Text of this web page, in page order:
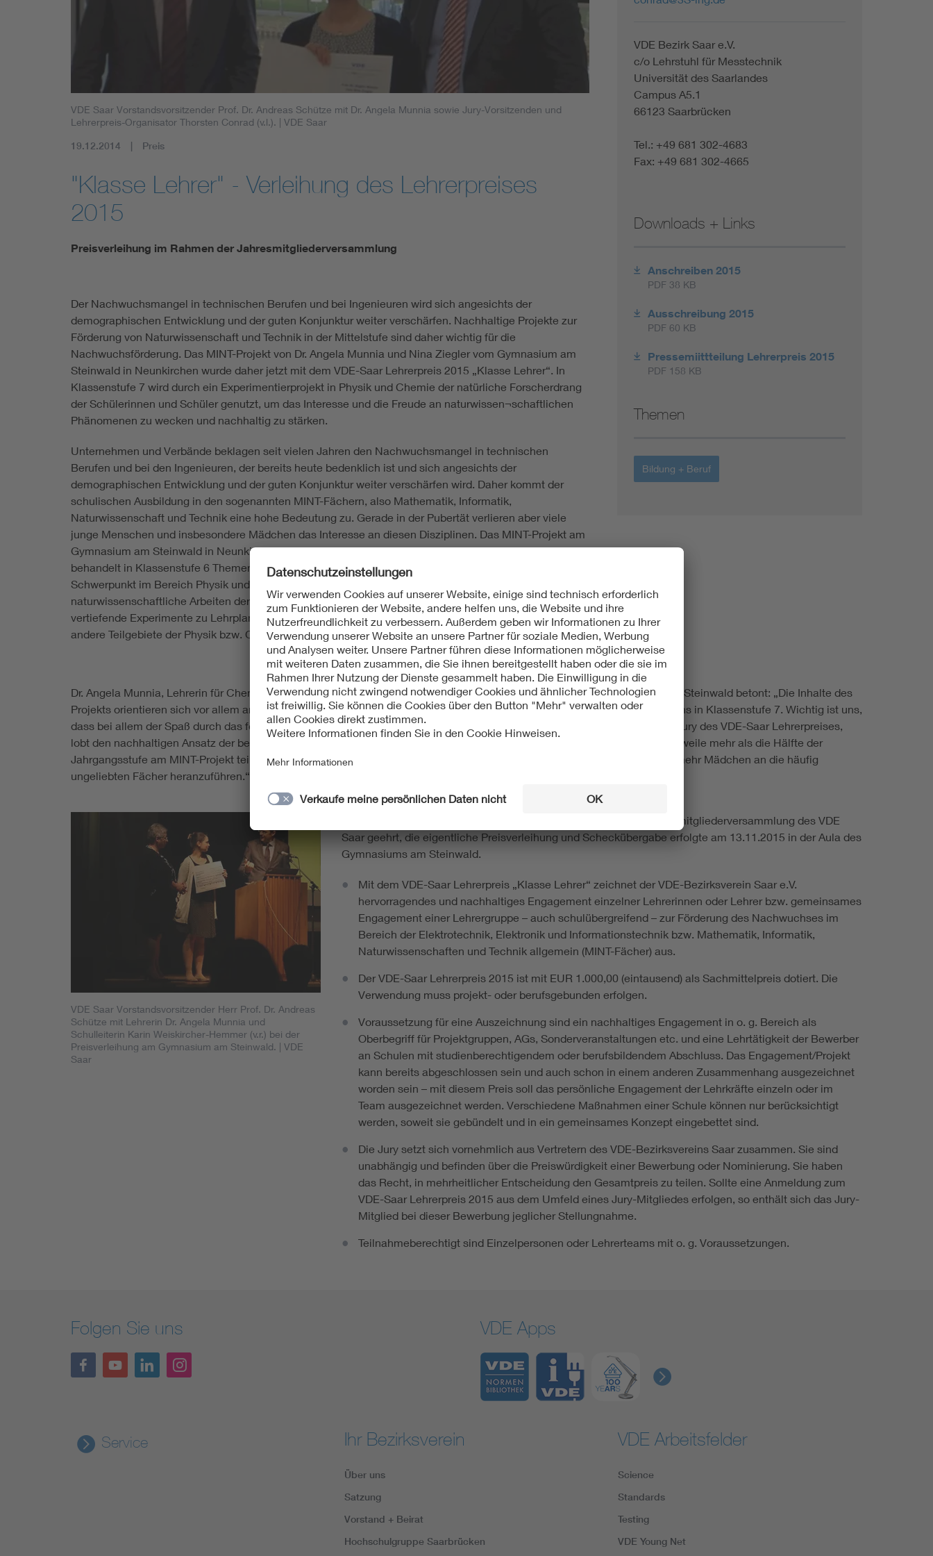
Energy storage
Functional safety Environmental Protection
VDE Saar Vorstandsvorsitzender Prof. Dr. Andreas Schütze mit Dr. Angela Munnia sowie Jury-Vorsitzenden und
Lehrerpreis-Organisator Thorsten Conrad (v.l.). | VDE Saar
19.12.2014 Preis
"Klasse Lehrer" - Verleihung des Lehrerpreises
2015
Preisverleihung im Rahmen der Jahresmitgliederversammlung
Der Nachwuchsmangel in technischen Berufen und bei Ingenieuren wird sich angesichts der
demographischen Entwicklung und der guten Konjunktur weiter verschärfen. Nachhaltige Projekte zur
Förderung von Naturwissenschaft und Technik in der Mittelstufe sind daher wichtig für die
Nachwuchsförderung. Das MINT-Projekt von Dr. Angela Munnia und Nina Ziegler vom Gymnasium am
Steinwald in Neunkirchen wurde daher jetzt mit dem VDE-Saar Lehrerpreis 2015 „Klasse Lehrer“. In
Klassenstufe 7 wird durch ein Experimentierprojekt in Physik und Chemie der natürliche Forscherdrang
der Schülerinnen und Schüler genutzt, um das Interesse und die Freude an naturwissen¬schaftlichen
Phänomenen zu wecken und nachhaltig zu stärken.
Unternehmen und Verbände beklagen seit vielen Jahren den Nachwuchsmangel in technischen
Berufen und bei den Ingenieuren, der bereits heute bedenklich ist und sich angesichts der
demographischen Entwicklung und der guten Konjunktur weiter verschärfen wird. Daher kommt der
schulischen Ausbildung in den sogenannten MINT-Fächern, also Mathematik, Informatik,
Naturwissenschaft und Technik eine hohe Bedeutung zu. Gerade in der Pubertät verlieren aber viele
junge Menschen und insbesondere Mädchen das Interesse an diesen Disziplinen. Das MINT-Projekt am
Gymnasium am Steinwald in Neunkirchen beginnt in Klasse 5 im naturwissen-schaftlichen Bereich,
behandelt in Klassenstufe 6 Themen der Fächer Mathematik und Informatik und setzt in Klasse 7 seinen
Schwerpunkt im Bereich Physik und Chemie. Zentraler Aspekt ist das selbständige
naturwissenschaftliche Arbeiten der Schülerinnen und Schüler. So haben sie die Möglichkeit,
vertiefende Experimente zu Lehrplanthemen durchzuführen oder mit Hilfe spannender Versuche in
andere Teilgebiete der Physik bzw. Chemie zu schnuppern.
VDE Bezirk Saar e.V.
c/o Lehrstuhl für Messtechnik
Universität des Saarlandes
Campus A5.1
66123 Saarbrücken
Tel.: +49 681 302-4683
Fax: +49 681 302-4665
Downloads + Links
Anschreiben 2015
PDF 38 KB
Ausschreibung 2015
PDF 60 KB
Pressemiittteilung Lehrerpreis 2015
PDF 158 KB
Themen
Bildung + Beruf
Dr. Angela Munnia, Lehrerin für Chemie, Biologie und Physik sowie Koordinatorin Naturwissenschaften am Gymnasium am Steinwald betont: „Die Inhalte des
Projekts orientieren sich vor allem an den Alltagserfahrungen der Schüler, aber auch an den Lerninhalten des Physiklehrplans in Klassenstufe 7. Wichtig ist uns,
dass bei allem der Spaß durch das forschende Experimentieren im Vordergrund steht.“ Thorsten Conrad, Vorsitzender der Jury des VDE-Saar Lehrerpreises,
lobt den nachhaltigen Ansatz der beiden Lehrerinnen: „Das Interesse der Schülerinnen und Schüler ist so groß, dass mittlerweile mehr als die Hälfte der
Jahrgangsstufe am MINT-Projekt teilnimmt. Und natürlich sind zwei Lehrerinnen, die als Vorbilder dienen, die beste Basis mehr Mädchen an die häufig
ungeliebten Fächer heranzuführen.“
VDE Saar Vorstandsvorsitzender Herr Prof. Dr. Andreas
Schütze mit Lehrerin Dr. Angela Munnia und
Schulleiterin Karin Weiskircher-Hemmer (v.r.) bei der
Preisverleihung am Gymnasium am Steinwald. | VDE
Saar
Die beiden Lehrerinnen wurden am 13. März im Rahmen der Jahresmitgliederversammlung des VDE
Saar geehrt, die eigentliche Preisverleihung und Scheckübergabe erfolgte am 13.11.2015 in der Aula des
Gymnasiums am Steinwald.
Mit dem VDE-Saar Lehrerpreis „Klasse Lehrer“ zeichnet der VDE-Bezirksverein Saar e.V.
hervorragendes und nachhaltiges Engagement einzelner Lehrerinnen oder Lehrer bzw. gemeinsames
Engagement einer Lehrergruppe – auch schulübergreifend – zur Förderung des Nachwuchses im
Bereich der Elektrotechnik, Elektronik und Informationstechnik bzw. Mathematik, Informatik,
Naturwissenschaften und Technik allgemein (MINT-Fächer) aus.
Der VDE-Saar Lehrerpreis 2015 ist mit EUR 1.000,00 (eintausend) als Sachmittelpreis dotiert. Die
Verwendung muss projekt- oder berufsgebunden erfolgen.
Voraussetzung für eine Auszeichnung sind ein nachhaltiges Engagement in o. g. Bereich als
Oberbegriff für Projektgruppen, AGs, Sonderveranstaltungen etc. und eine Lehrtätigkeit der Bewerber
an Schulen mit studienberechtigendem oder berufsbildendem Abschluss. Das Engagement/Projekt
kann bereits abgeschlossen sein und auch schon in einem anderen Zusammenhang ausgezeichnet
worden sein – mit diesem Preis soll das persönliche Engagement der Lehrkräfte einzeln oder im
Team ausgezeichnet werden. Verschiedene Maßnahmen einer Schule können nur berücksichtigt
werden, soweit sie gebündelt und in ein gemeinsames Konzept eingebettet sind.
Die Jury setzt sich vornehmlich aus Vertretern des VDE-Bezirksvereins Saar zusammen. Sie sind
unabhängig und befinden über die Preiswürdigkeit einer Bewerbung oder Nominierung. Sie haben
das Recht, in mehrheitlicher Entscheidung den Gesamtpreis zu teilen. Sollte eine Anmeldung zum
VDE-Saar Lehrerpreis 2015 aus dem Umfeld eines Jury-Mitgliedes erfolgen, so enthält sich das Jury-
Mitglied bei dieser Bewerbung jeglicher Stellungnahme.
Teilnahmeberechtigt sind Einzelpersonen oder Lehrerteams mit o. g. Voraussetzungen.
Folgen Sie uns VDE Apps
Service Ihr Bezirksverein
Über uns
Satzung
Vorstand + Beirat
Hochschulgruppe Saarbrücken
VDE Arbeitsfelder
Science
Standards
Testing
VDE Young Net